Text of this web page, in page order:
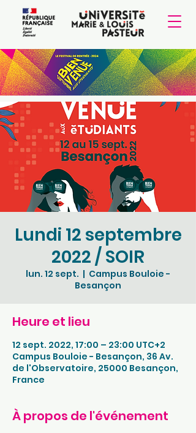
Lundi 12 septembre
2022 / SOIR
lun. 12 sept.
  |
Campus Bouloie -
Besançon
Heure et lieu
12 sept. 2022, 17:00 – 23:00 UTC+2
Campus Bouloie - Besançon, 36 Av.
de l'Observatoire, 25000 Besançon,
France
À propos de l'événement